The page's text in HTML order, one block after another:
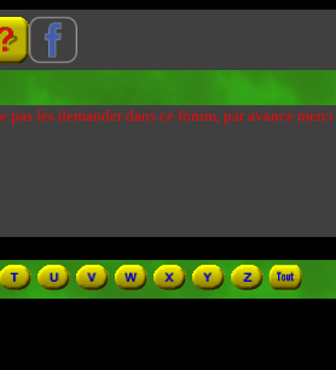
les demander dans ce forum, par avance